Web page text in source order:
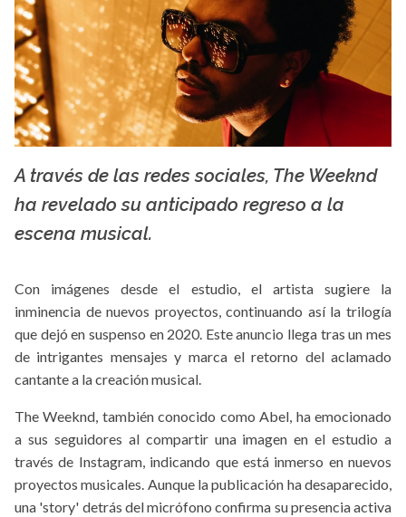
La X mas música
A través de las redes sociales, The Weeknd
ha revelado su anticipado regreso a la
escena musical.
Con imágenes desde el estudio, el artista sugiere la
inminencia de nuevos proyectos, continuando así la trilogía
que dejó en suspenso en 2020. Este anuncio llega tras un mes
de intrigantes mensajes y marca el retorno del aclamado
cantante a la creación musical.
The Weeknd, también conocido como Abel, ha emocionado
a sus seguidores al compartir una imagen en el estudio a
través de Instagram, indicando que está inmerso en nuevos
proyectos musicales. Aunque la publicación ha desaparecido,
una 'story' detrás del micrófono confirma su presencia activa